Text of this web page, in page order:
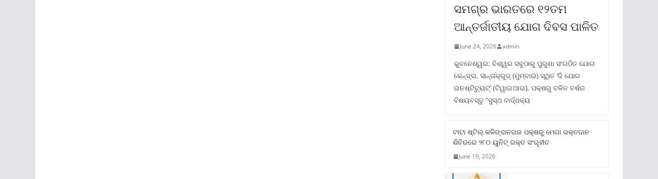
ସମଗ୍ର ଭାରତରେ ୧୨ତମ
ଆନ୍ତର୍ଜାତୀୟ ଯୋଗ ଦିବସ ପାଳିତ
June 24, 2026 admin
ଭୁବନେଶ୍ୱର: ବିଶ୍ୱର ସବୁଠାରୁ ପୁରୁଣା ସଂଗଠିତ ଯୋଗ
କେନ୍ଦ୍ର, ସାନ୍ତାକ୍ରୁଜ୍ (ମୁମ୍ବାଇ) ସ୍ଥିତ ‘ଦି ଯୋଗ
ଇନଷ୍ଟିଚ୍ୟୁଟ୍‌’ (ଟିୱାଇଆଇ), ପକ୍ଷରୁ ଚଳିତ ବର୍ଷର
ବିଷୟବସ୍ତୁ “ସୁସ୍ଥ ବାର୍ଦ୍ଧକ୍ୟ
ଟାଟା ଷ୍ଟିଲ୍‌ କଳିଙ୍ଗନଗର ପକ୍ଷରୁ ମେଗା ରକ୍ତଦାନ
ଶିବିରରେ ୨୮୦ ୟୁନିଟ୍‌ ରକ୍ତ ସଂଗୃହୀତ
June 19, 2026